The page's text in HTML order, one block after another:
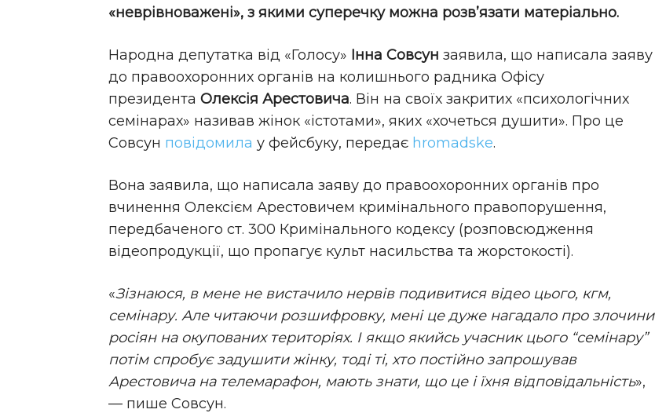
«неврівноважені», з якими суперечку можна розв’язати матеріально.
Народна депутатка від «Голосу» Інна Совсун заявила, що написала заяву
до правоохоронних органів на колишнього радника Офісу
президента Олексія Арестовича. Він на своїх закритих «психологічних
семінарах» називав жінок «істотами», яких «хочеться душити». Про це
Совсун повідомила у фейсбуку, передає hromadske.
Вона заявила, що написала заяву до правоохоронних органів про
вчинення Олексієм Арестовичем кримінального правопорушення,
передбаченого ст. 300 Кримінального кодексу (розповсюдження
відеопродукції, що пропагує культ насильства та жорстокості).
«Зізнаюся, в мене не вистачило нервів подивитися відео цього, кгм,
семінару. Але читаючи розшифровку, мені це дуже нагадало про злочини
pociян на oкyпoваних територіях. І якщо якийсь учасник цього “семінару”
потім спробує задушити жінку, тоді ті, хто постійно запрошував
Арестовича на телемарафон, мають знати, що це і їхня відповідальність»,
— пише Совсун.